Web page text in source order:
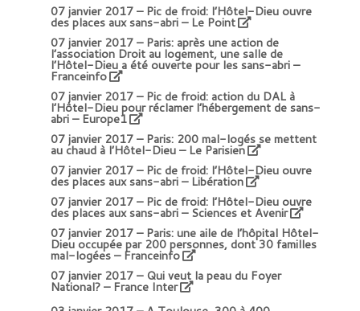
07 janvier 2017 –Pic de froid: l’Hôtel-Dieu ouvre
des places aux sans-abri – Le Point
07 janvier 2017 –Paris: après une action de
l’association Droit au logement, une salle de
l’Hôtel-Dieu a été ouverte pour les sans-abri –
Franceinfo
07 janvier 2017 –Pic de froid: action du DAL à
l’Hôtel-Dieu pour réclamer l’hébergement de sans-
abri – Europe1
07 janvier 2017 –Paris: 200 mal-logés se mettent
au chaud à l’Hôtel-Dieu – Le Parisien
07 janvier 2017 –Pic de froid: l’Hôtel-Dieu ouvre
des places aux sans-abri – Libération
07 janvier 2017 –Pic de froid: l’Hôtel-Dieu ouvre
des places aux sans-abri – Sciences et Avenir
07 janvier 2017 –Paris: une aile de l’hôpital Hôtel-
Dieu occupée par 200 personnes, dont 30 familles
mal-logées – Franceinfo
07 janvier 2017 – Qui veut la peau du Foyer
National? – France Inter